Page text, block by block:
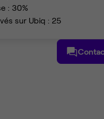
: 30%
sur Ubiq : 25